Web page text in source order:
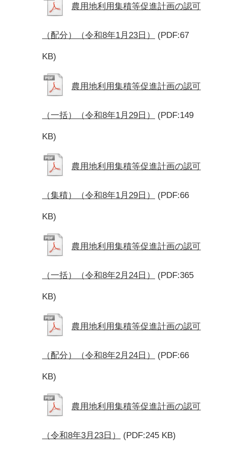
農用地利用集積等促進計画の認可
（配分）（令和8年1月23日） (PDF:67
KB)
農用地利用集積等促進計画の認可
（一括）（令和8年1月29日） (PDF:149
KB)
農用地利用集積等促進計画の認可
（集積）（令和8年1月29日） (PDF:66
KB)
農用地利用集積等促進計画の認可
（一括）（令和8年2月24日） (PDF:365
KB)
農用地利用集積等促進計画の認可
（配分）（令和8年2月24日） (PDF:66
KB)
農用地利用集積等促進計画の認可
（令和8年3月23日） (PDF:245 KB)